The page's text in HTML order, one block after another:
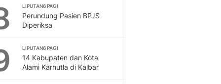
LIPUTAN6 PAGI
Perundung Pasien BPJS
Diperiksa
LIPUTAN6 PAGI
14 Kabupaten dan Kota
Alami Karhutla di Kalbar